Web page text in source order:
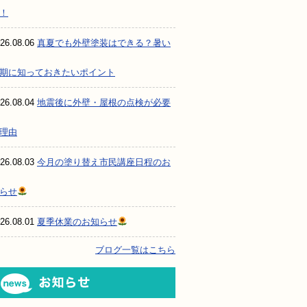
真夏でも外壁塗装はできる？暑い
に知っておきたいポイント
地震後に外壁・屋根の点検が必要
由
今月の塗り替え市民講座日程のお
せ
夏季休業のお知らせ
ブログ一覧はこちら